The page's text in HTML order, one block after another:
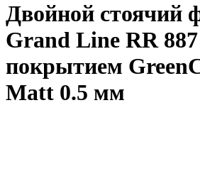
Двойной стоячий
Grand Line RR
покрытием
Matt 0.5 мм